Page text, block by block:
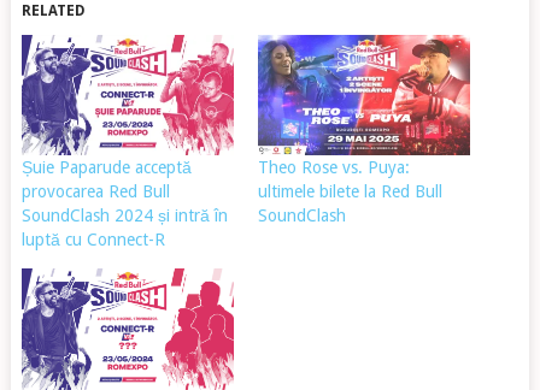
RELATED
Șuie Paparude acceptă
provocarea Red Bull
SoundClash 2024 și intră în
luptă cu Connect-R
Theo Rose vs. Puya:
ultimele bilete la Red Bull
SoundClash